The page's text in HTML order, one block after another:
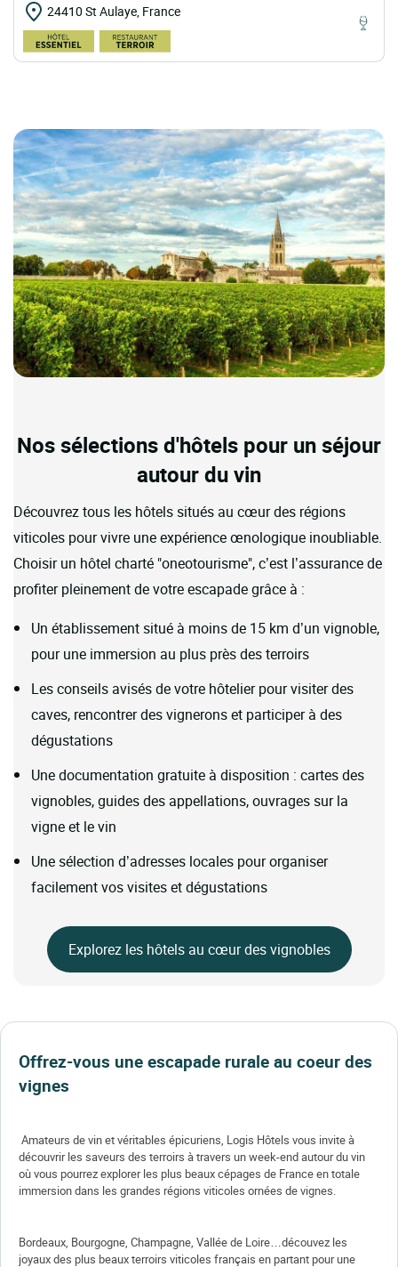
24410 St Aulaye, France
Nos sélections d'hôtels pour un séjour
autour du vin
Découvrez tous les hôtels situés au cœur des régions
viticoles pour vivre une expérience œnologique inoubliable.
Choisir un hôtel charté "oneotourisme", c’est l’assurance de
profiter pleinement de votre escapade grâce à :
Un établissement situé à moins de 15 km d’un vignoble,
pour une immersion au plus près des terroirs
Les conseils avisés de votre hôtelier pour visiter des
caves, rencontrer des vignerons et participer à des
dégustations
Une documentation gratuite à disposition : cartes des
vignobles, guides des appellations, ouvrages sur la
vigne et le vin
Une sélection d’adresses locales pour organiser
facilement vos visites et dégustations
Explorez les hôtels au cœur des vignobles
Offrez-vous une escapade rurale au coeur des
vignes
Amateurs de vin et véritables épicuriens, Logis Hôtels vous invite à
découvrir les saveurs des terroirs à travers un week-end autour du vin
où vous pourrez explorer les plus beaux cépages de France en totale
immersion dans les grandes régions viticoles ornées de vignes.
Bordeaux, Bourgogne, Champagne, Vallée de Loire…découvez les
joyaux des plus beaux terroirs viticoles français en partant pour une